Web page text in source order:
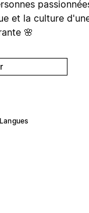
et la culture
🌸
Langues